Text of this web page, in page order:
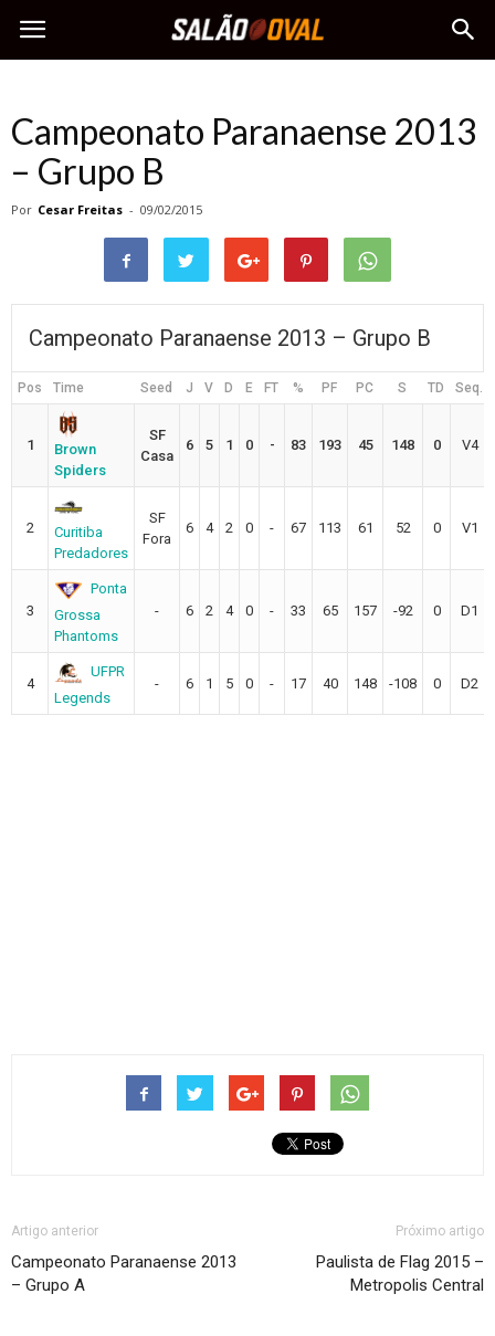
Campeonato Paranaense 2013
– Grupo B
Por Cesar Freitas - 09/02/2015
Campeonato Paranaense 2013 – Grupo B
Pos Time Seed J V D E FT % PF PC S TD Seq.
1
Brown
Spiders
SF
Casa
6 5 1 0 - 83 193 45 148 0 V4
2
Curitiba
Predadores
SF
Fora
6 4 2 0 - 67 113 61 52 0 V1
3
Ponta
Grossa
Phantoms
- 6 2 4 0 - 33 65 157 -92 0 D1
4
UFPR
Legends
- 6 1 5 0 - 17 40 148 -108 0 D2
Artigo anterior
Campeonato Paranaense 2013
– Grupo A
Próximo artigo
Paulista de Flag 2015 –
Metropolis Central